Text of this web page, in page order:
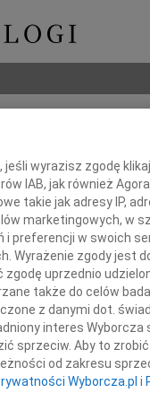
o śmierci
wyrazisz zgodę
IAB, jak również
takie jak adresy IP,
marketingowych, w
preferencji w swoich
Wyrażenie zgody jest
uprzednio
także do celów
z danymi dot.
interes Wyborcza
sprzeciw. Aby to
od zakresu
Wyborcza.pl i